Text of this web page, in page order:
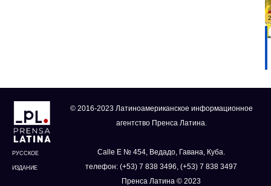
РУССКОЕ
ИЗДАНИЕ
© 2016-2023 Латиноамериканское информационное
агентство Пренса Латина.
Calle E № 454, Ведадо, Гавана, Куба.
телефон: (+53) 7 838 3496, (+53) 7 838 3497
Пренса Латина © 2023